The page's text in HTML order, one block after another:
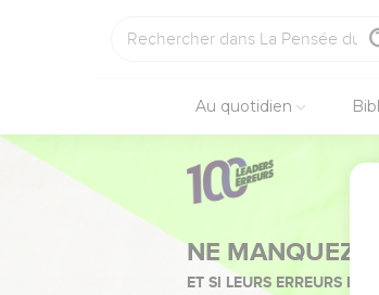
Au quotidien
NE MANQUEZ
ET SI LEURS ERREURS